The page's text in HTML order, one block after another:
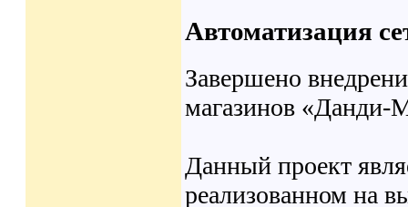
Автоматизация
Завершено
магазинов «Данди-
Данный проект
реализованном на